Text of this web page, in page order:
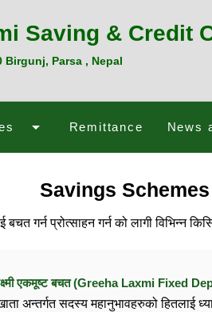
Saving & Credit
Birgunj, Parsa , Nepal
arrow_drop_down Remittance News
Savings Schemes
गर्न प्रोत्साहन गर्न को लागी विभिन्न
एकमूष्ट बचत (Greeha Laxmi Fixed
अन्तर्गत सदस्य महानुभावहरुको हितलाई